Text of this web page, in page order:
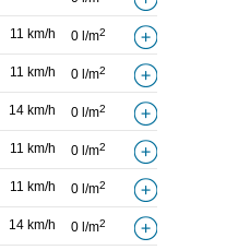
11 km/h 0 l/m2
11 km/h 0 l/m2
14 km/h 0 l/m2
11 km/h 0 l/m2
11 km/h 0 l/m2
14 km/h 0 l/m2